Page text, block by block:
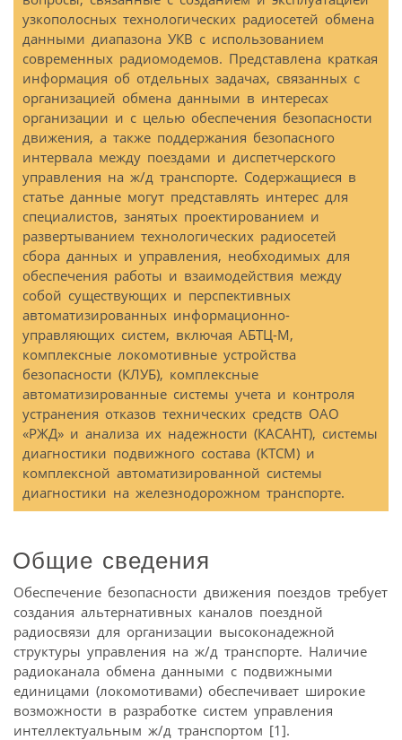
узкополосных технологических радиосетей обмена
данными диапазона УКВ с использованием
современных радиомодемов. Представлена краткая
информация об отдельных задачах, связанных с
организацией обмена данными в интересах
организации и с целью обеспечения безопасности
движения, а также поддержания безопасного
интервала между поездами и диспетчерского
управления на ж/д транспорте. Содержащиеся в
статье данные могут представлять интерес для
специалистов, занятых проектированием и
развертыванием технологических радиосетей
сбора данных и управления, необходимых для
обеспечения работы и взаимодействия между
собой существующих и перспективных
автоматизированных информационно-
управляющих систем, включая АБТЦ-М,
комплексные локомотивные устройства
безопасности (КЛУБ), комплексные
автоматизированные системы учета и контроля
устранения отказов технических средств ОАО
«РЖД» и анализа их надежности (КАСАНТ), системы
диагностики подвижного состава (КТСМ) и
комплексной автоматизированной системы
диагностики на железнодорожном транспорте.
Общие сведения
Обеспечение безопасности движения поездов требует
создания альтернативных каналов поездной
радиосвязи для организации высоконадежной
структуры управления на ж/д транспорте. Наличие
радиоканала обмена данными с подвижными
единицами (локомотивами) обеспечивает широкие
возможности в разработке систем управления
интеллектуальным ж/д транспортом [1].